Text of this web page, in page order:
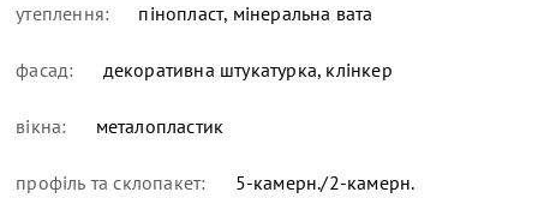
утеплення: пінопласт, мінеральна вата
фасад: декоративна штукатурка, клінкер
вікна: металопластик
профіль та склопакет: 5-камерн./2-камерн.